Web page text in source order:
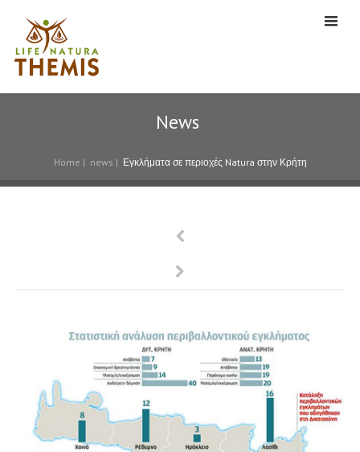
News
Home | news | Εγκλήματα σε περιοχές Natura στην Κρήτη